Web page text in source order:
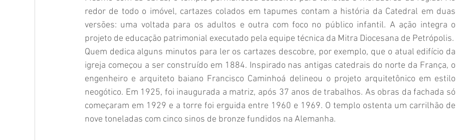
redor de todo o imóvel, cartazes colados em tapumes contam a história da Catedral em duas
versões: uma voltada para os adultos e outra com foco no público infantil. A ação integra o
projeto de educação patrimonial executado pela equipe técnica da Mitra Diocesana de Petrópolis.
Quem dedica alguns minutos para ler os cartazes descobre, por exemplo, que o atual edifício da
igreja começou a ser construído em 1884. Inspirado nas antigas catedrais do norte da França, o
engenheiro e arquiteto baiano Francisco Caminhoá delineou o projeto arquitetônico em estilo
neogótico. Em 1925, foi inaugurada a matriz, após 37 anos de trabalhos. As obras da fachada só
começaram em 1929 e a torre foi erguida entre 1960 e 1969. O templo ostenta um carrilhão de
nove toneladas com cinco sinos de bronze fundidos na Alemanha.